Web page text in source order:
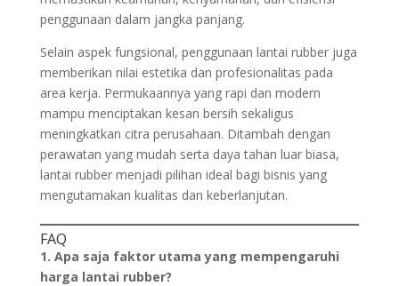
penggunaan dalam jangka panjang.
Selain aspek fungsional, penggunaan lantai rubber juga
memberikan nilai estetika dan profesionalitas pada
area kerja. Permukaannya yang rapi dan modern
mampu menciptakan kesan bersih sekaligus
meningkatkan citra perusahaan. Ditambah dengan
perawatan yang mudah serta daya tahan luar biasa,
lantai rubber menjadi pilihan ideal bagi bisnis yang
mengutamakan kualitas dan keberlanjutan.
FAQ
1. Apa saja faktor utama yang mempengaruhi
harga lantai rubber?